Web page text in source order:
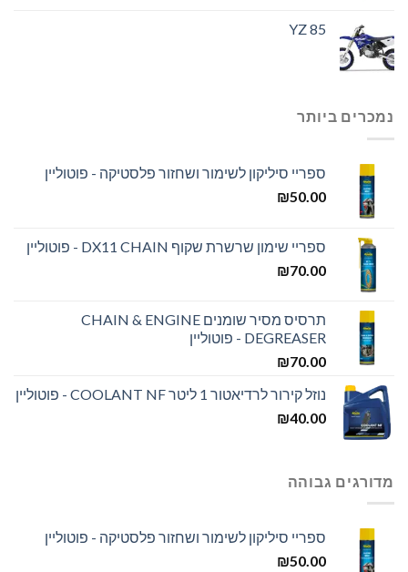
YZ 85
נמכרים ביותר
ספריי סיליקון לשימור ושחזור פלסטיקה - פוטוליין
₪50.00
ספריי שימון שרשרת שקוף DX11 CHAIN - פוטוליין
₪70.00
תרסיס מסיר שומנים CHAIN & ENGINE
DEGREASER - פוטוליין
₪70.00
נוזל קירור לרדיאטור 1 ליטר COOLANT NF - פוטוליין
₪40.00
מדורגים גבוהה
ספריי סיליקון לשימור ושחזור פלסטיקה - פוטוליין
₪50.00